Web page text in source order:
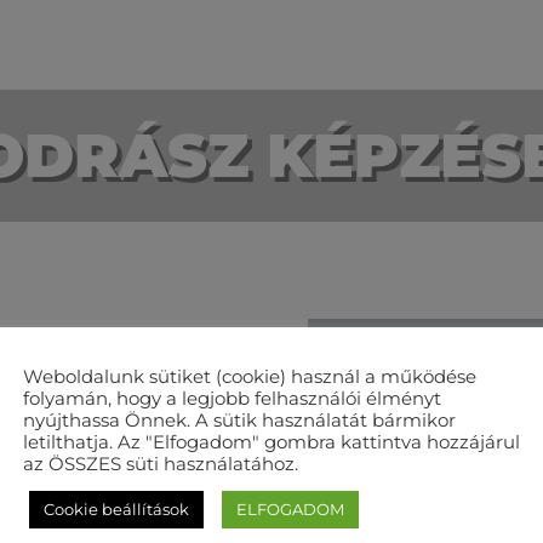
Weboldalunk sütiket (cookie) használ a működése
folyamán, hogy a legjobb felhasználói élményt
nyújthassa Önnek. A sütik használatát bármikor
letilthatja. Az "Elfogadom" gombra kattintva hozzájárul
az ÖSSZES süti használatához.
Cookie beállítások ELFOGADOM